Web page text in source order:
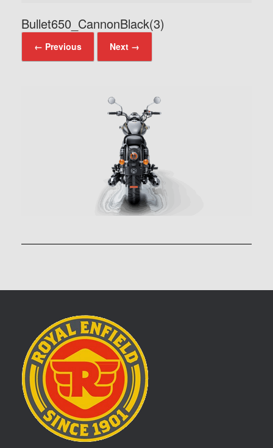
Bullet650_CannonBlack(3)
← Previous Next →